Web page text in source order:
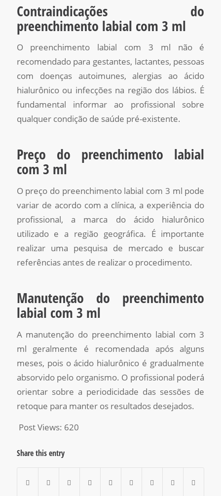
Contraindicações do
preenchimento labial com 3 ml
O preenchimento labial com 3 ml não é
recomendado para gestantes, lactantes, pessoas
com doenças autoimunes, alergias ao ácido
hialurônico ou infecções na região dos lábios. É
fundamental informar ao profissional sobre
qualquer condição de saúde pré-existente.
Preço do preenchimento labial
com 3 ml
O preço do preenchimento labial com 3 ml pode
variar de acordo com a clínica, a experiência do
profissional, a marca do ácido hialurônico
utilizado e a região geográfica. É importante
realizar uma pesquisa de mercado e buscar
referências antes de realizar o procedimento.
Manutenção do preenchimento
labial com 3 ml
A manutenção do preenchimento labial com 3
ml geralmente é recomendada após alguns
meses, pois o ácido hialurônico é gradualmente
absorvido pelo organismo. O profissional poderá
orientar sobre a periodicidade das sessões de
retoque para manter os resultados desejados.
Post Views: 620
Share this entry